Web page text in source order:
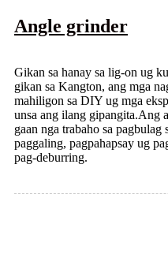
Angle grinder
Gikan sa hanay sa lig-on ug
gikan sa Kangton, ang mga
mahiligon sa DIY ug mga
unsa ang ilang gipangita.Ang
gaan nga trabaho sa pagbulag
paggaling, pagpahapsay ug
pag-deburring.